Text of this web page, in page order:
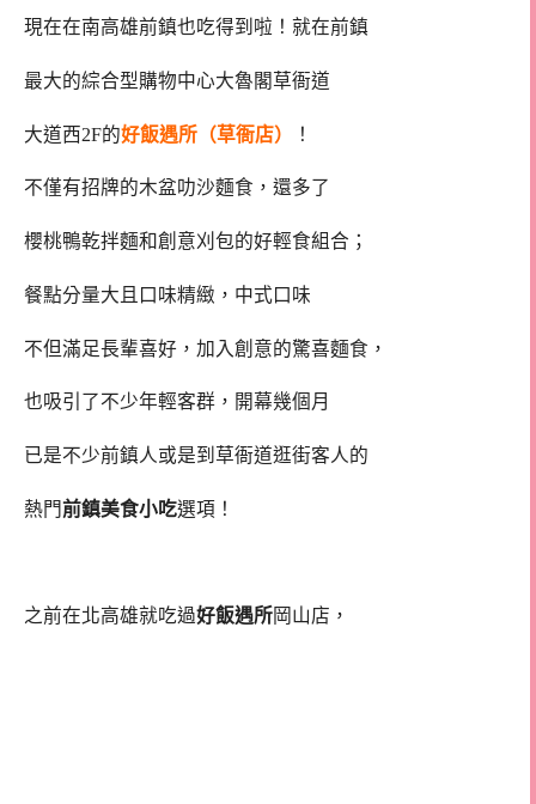
現在在南高雄前鎮也吃得到啦！就在前鎮
最大的綜合型購物中心大魯閣草衙道
大道西2F的好飯遇所 （草衙店） ！
不僅有招牌的木盆叻沙麵食，還多了
櫻桃鴨乾拌麵和創意刈包的好輕食組合；
餐點分量大且口味精緻，中式口味
不但滿足長輩喜好，加入創意的驚喜麵食，
也吸引了不少年輕客群，開幕幾個月
已是不少前鎮人或是到草衙道逛街客人的
熱門前鎮美食小吃選項！
之前在北高雄就吃過好飯遇所岡山店，